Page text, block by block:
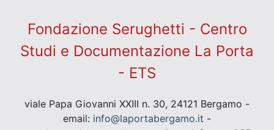
Fondazione Serughetti - Centro
Studi e Documentazione La Porta
- ETS
viale Papa Giovanni XXIII n. 30, 24121 Bergamo -
email: info@laportabergamo.it -